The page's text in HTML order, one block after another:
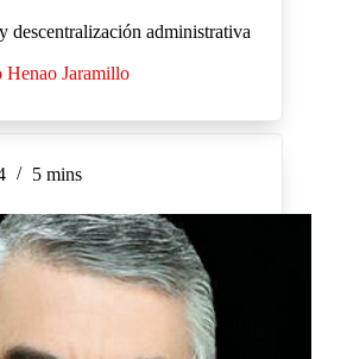
descentralización administrativa
Henao Jaramillo
5 mins